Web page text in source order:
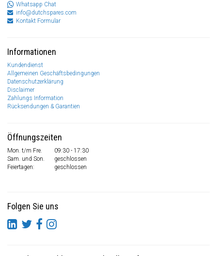
Whatsapp Chat
info@dutchspares.com
Kontakt Formular
Informationen
Kundendienst
Allgemeinen Geschäftsbedingungen
Datenschutzerklärung
Disclaimer
Zahlungs Information
Rücksendungen & Garantien
Öffnungszeiten
Mon. t/m Fre.
09:30 - 17:30
Sam. und Son.
geschlossen
Feiertagen:
geschlossen
Folgen Sie uns